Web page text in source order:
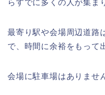
らすでに多くの人が集ま
最寄り駅や会場周辺道路
で、時間に余裕をもって
会場に駐車場はありませ